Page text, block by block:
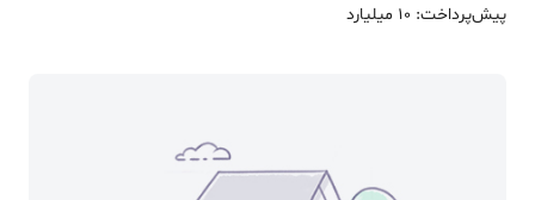
پیش‌پرداخت: 10 میلیارد